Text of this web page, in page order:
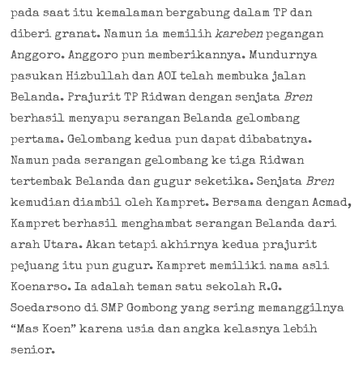
pada saat itu kemalaman bergabung dalam TP dan
diberi granat. Namun ia memilihkarebenpegangan
Anggoro. Anggoro pun memberikannya. Mundurnya
pasukan Hizbullah dan AOI telah membuka jalan
Belanda. Prajurit TP Ridwan dengan senjata Bren
berhasil menyapu serangan Belanda gelombang
pertama. Gelombang kedua pun dapat dibabatnya.
Namun pada serangan gelombang ke tiga Ridwan
tertembak Belanda dan gugur seketika. Senjata Bren
kemudian diambil oleh Kampret. Bersama dengan Acmad,
Kampret berhasil menghambat serangan Belanda dari
arah Utara. Akan tetapi akhirnya kedua prajurit
pejuang itu pun gugur. Kampret memiliki nama asli
Koenarso. Ia adalah teman satu sekolah R.G.
Soedarsono di SMP Gombong yang sering memanggilnya
“Mas Koen” karena usia dan angka kelasnya lebih
senior.